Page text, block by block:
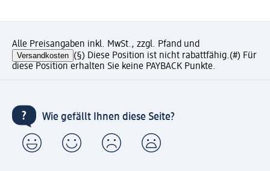
Alle Preisangaben inkl. MwSt., zzgl. Pfand und
Versandkosten (§) Diese Position ist nicht rabattfähig.(#) Für
diese Position erhalten Sie keine PAYBACK Punkte.
Wie gefällt Ihnen diese Seite?